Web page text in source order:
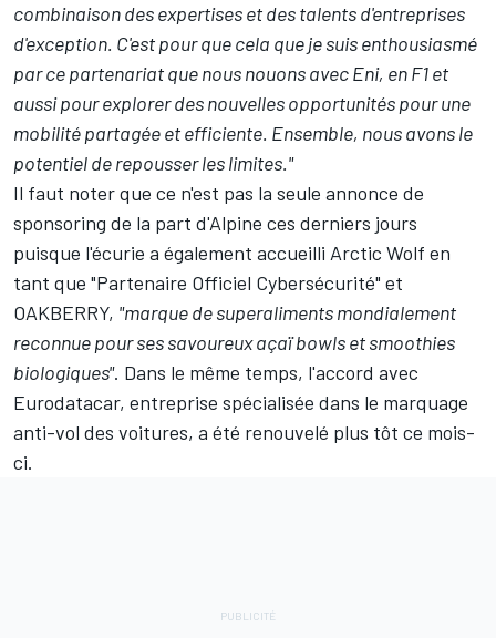
combinaison des expertises et des talents d'entreprises
d'exception. C'est pour que cela que je suis enthousiasmé
par ce partenariat que nous nouons avec Eni, en F1 et
aussi pour explorer des nouvelles opportunités pour une
mobilité partagée et efficiente. Ensemble, nous avons le
potentiel de repousser les limites."
Il faut noter que ce n'est pas la seule annonce de
sponsoring de la part d'Alpine ces derniers jours
puisque l'écurie a également accueilli Arctic Wolf en
tant que "Partenaire Officiel Cybersécurité" et
OAKBERRY, "marque de superaliments mondialement
reconnue pour ses savoureux açaï bowls et smoothies
biologiques". Dans le même temps, l'accord avec
Eurodatacar, entreprise spécialisée dans le marquage
anti-vol des voitures, a été renouvelé plus tôt ce mois-
ci.